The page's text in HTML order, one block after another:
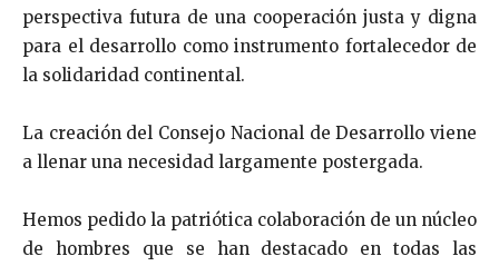
perspectiva futura de una cooperación justa y digna
para el desarrollo como instrumento fortalecedor de
la solidaridad continental.
La creación del Consejo Nacional de Desarrollo viene
a llenar una necesidad largamente postergada.
Hemos pedido la patriótica colaboración de un núcleo
de hombres que se han destacado en todas las